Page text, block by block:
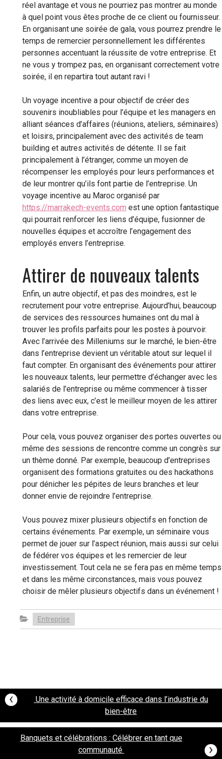
réel avantage et vous ne pourriez pas montrer au monde
à quel point vous êtes proche de ce client ou fournisseur.
En organisant une soirée de gala, vous pourrez prendre le
temps de remercier personnellement les différentes
personnes accentuant la réussite de votre entreprise. Et
ne vous y trompez pas, en organisant correctement votre
soirée, il en repartira tout autant ravi !
Un voyage incentive a pour objectif de créer des
souvenirs inoubliables pour l’équipe et les managers en
alliant séances d’affaires (réunions, ateliers, séminaires)
et loisirs, principalement avec des activités de team
building et autres activités de détente. Il se fait
principalement à l’étranger, comme un moyen de
récompenser les employés pour leurs performances et
de leur montrer qu’ils font partie de l’entreprise. Un
voyage incentive au Maroc organisé par
https://marrakech-events.com est une option fantastique
qui pourrait renforcer les liens d’équipe, fusionner de
nouvelles équipes et accroître l’engagement des
employés envers l’entreprise.
Attirer de nouveaux talents
Enfin, un autre objectif, et pas des moindres, est le
recrutement pour votre entreprise. Aujourd’hui, beaucoup
de services des ressources humaines ont du mal à
trouver les profils parfaits pour les postes à pourvoir.
Avec l’arrivée des Milleniums sur le marché, le bien-être
dans l’entreprise devient un véritable atout sur lequel il
faut compter. En organisant des événements pour attirer
les nouveaux talents, leur permettre d’échanger avec les
salariés de l’entreprise ou même commencer à tisser
des liens avec eux, c’est le meilleur moyen de les attirer
dans votre entreprise.
Pour cela, vous pouvez organiser des portes ouvertes ou
même des sessions de rencontre comme un congrès sur
un thème donné. Par exemple, beaucoup d’entreprises
organisent des formations gratuites ou des hackathons
pour dénicher les pépites de leurs branches et leur
donner envie de rejoindre l’entreprise.
Vous pouvez mixer plusieurs objectifs en fonction de
certains événements. Par exemple, un séminaire vous
permet de jouer sur l’aspect réunion, mais aussi sur celui
de fédérer vos équipes et les remercier de leur
investissement. Tout cela ne se fera pas en même temps
et dans les même circonstances, mais vous pouvez
choisir de mêler plusieurs objectifs dans un événement !
Entreprise
Post
navigation
‹
Une activité à domicile efficace dans l’industrie du
bien-être
Banquets et célébrations : Célébrer en tant que
communauté
›